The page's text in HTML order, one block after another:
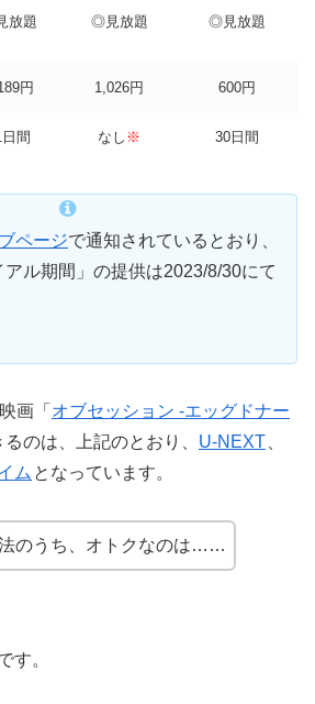
放題 ◎見放題 ◎見放題
円 1,026円 600円
間 なし ※ 30日間
ページで通知されているとおり、
アル期間」の提供は2023/8/30にて
画「 オブセッション -エッグドナー
るのは、上記のとおり、 U-NEXT
ム となっています。
のうち、オトクなのは……
す。